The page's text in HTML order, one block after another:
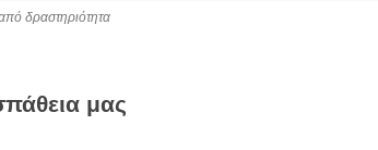
δραστηριότητα
μας